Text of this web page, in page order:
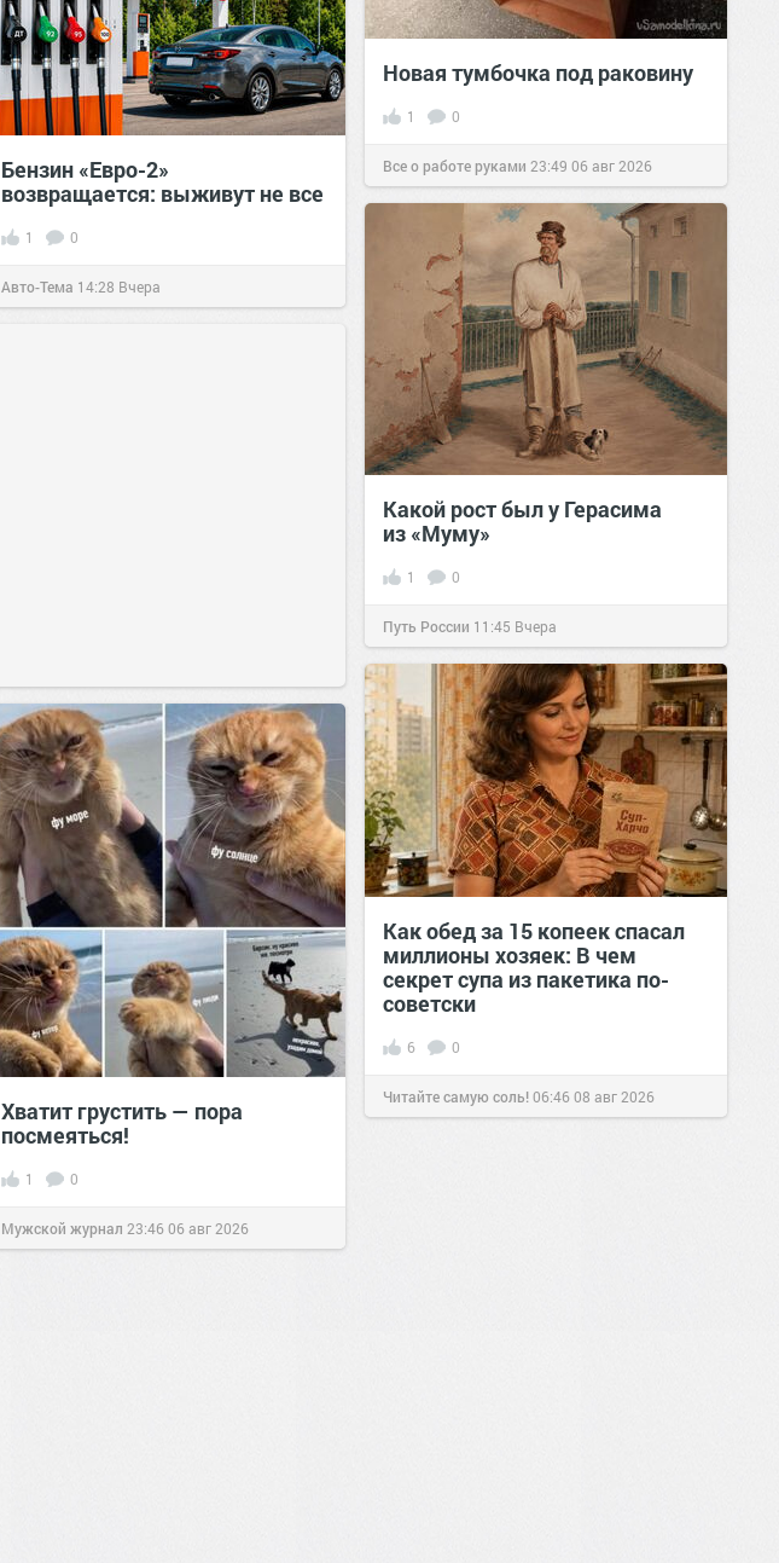
Новая тумбочка под раковину
1 0
Все о работе руками 23:49 06 авг 2026
Бензин «Евро-2»
возвращается: выживут не все
1 0
Авто-Тема 14:28 Вчера
Какой рост был у Герасима
из «Муму»
1 0
Путь России 11:45 Вчера
Как обед за 15 копеек спасал
миллионы хозяек: В чем
секрет супа из пакетика по-
советски
6 0
Читайте самую соль!06:4608 авг 2026
Хватит грустить — пора
посмеяться!
1 0
Мужской журнал 23:4606 авг 2026